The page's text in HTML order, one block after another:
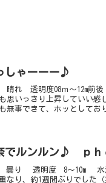
しゃーーー♪
晴れ 透明度08ｍ～12m前後
思いっきり上昇していい感
無事できて、ホッとして
でルンルン♪ ｐ
曇り 透明度 8〜10m 水温
なり、約1週間ぶりでした